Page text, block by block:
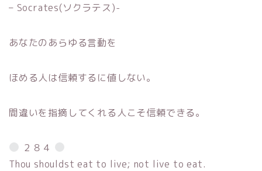
– Socrates(ソクラテス)-
あなたのあらゆる言動を
ほめる人は信頼するに値しない。
間違いを指摘してくれる人こそ信頼できる。
２８４
Thou shouldst eat to live; not live to eat.